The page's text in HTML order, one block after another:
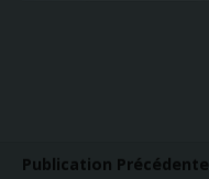
Publication Précédente